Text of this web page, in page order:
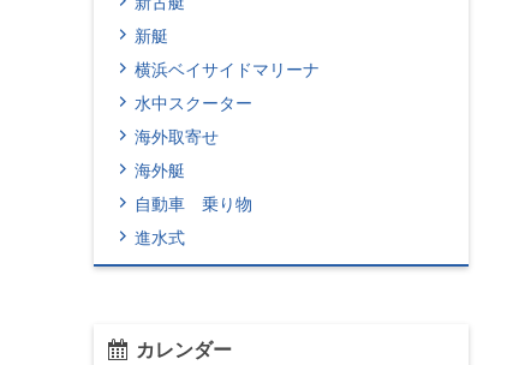
新艇
横浜ベイサイドマリーナ
水中スクーター
海外取寄せ
海外艇
自動車 乗り物
進水式
カレンダー